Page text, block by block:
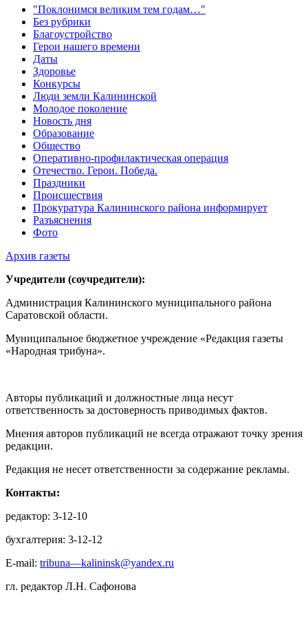
"Поклонимся великим тем годам…"
Без рубрики
Благоустройство
Герои нашего времени
Даты
Здоровье
Конкурсы
Люди земли Калининской
Молодое поколение
Новость дня
Образование
Общество
Оперативно-профилактическая операция
Отечество. Герои. Победа.
Праздники
Происшествия
Прокуратура Калининского района информирует
Разъяснения
Фото
Архив газеты
Учредители (соучредители):
Администрация Калининского муниципального района
Саратовской области.
Муниципальное бюджетное учреждение «Редакция газеты
«Народная трибуна».
Авторы публикаций и должностные лица несут
ответственность за достоверность приводимых фактов.
Мнения авторов публикаций не всегда отражают точку зрения
редакции.
Редакция не несет ответственности за содержание рекламы.
Контакты:
редактор: 3-12-10
бухгалтерия: 3-12-12
E-mail: tribuna—kalininsk@yandex.ru
гл. редактор Л.Н. Сафонова